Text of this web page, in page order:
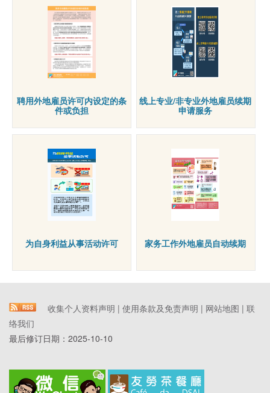
聘用外地雇员许可内设定的条
件或负担
线上专业/非专业外地雇员续期
申请服务
为自身利益从事活动许可 家务工作外地雇员自动续期
收集个人资料声明 | 使用条款及免责声明 | 网站地图 | 联
络我们
最后修订日期： 2025-10-10